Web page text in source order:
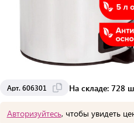
Арт. 606301 На складе: 728
Авторизуйтесь, чтобы увидеть